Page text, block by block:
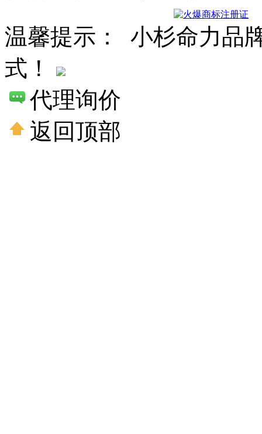
温馨提示： 小杉命力品
式！
代理询价
返回顶部